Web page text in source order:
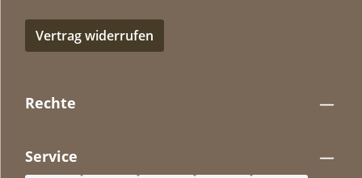
Vertrag widerrufen
Rechte
Service